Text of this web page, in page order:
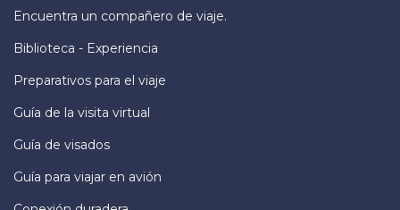
Encuentra un compañero de viaje.
Biblioteca - Experiencia
Preparativos para el viaje
Guía de la visita virtual
Guía de visados
Guía para viajar en avión